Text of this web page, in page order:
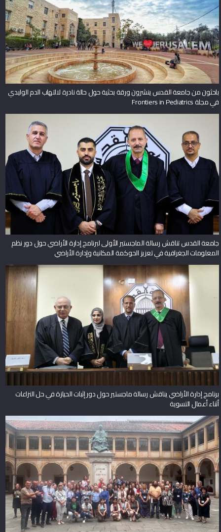
باحثون من جامعة القدس ينشرون ورقة بحثية حول حالة نادرة لالتهاب الدم الوليدي
في مجلة Frontiers in Pediatrics
جامعة القدس تناقش رسالة الماجستير الأولى لبرنامج إدارة الأراضي حول دور نظم
المعلومات الجغرافية في تعزيز الحوكمة المكانية وإدارة الأراضي
برنامج إدارة الأراضي يناقش رسالة ماجستير حول دور إثبات الحيازة في حل النزاعات
أثناء أعمال التسوية